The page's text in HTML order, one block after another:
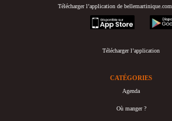
Télécharger l’application de
appstore
Télécharger l’application
CATÉGORIES
Agenda
Où manger ?